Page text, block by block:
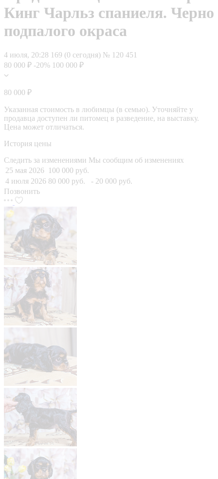
Кинг Чарльз спаниеля. Черно
подпалого окраса
4 июля, 20:28 169 (0 сегодня) № 120 451
80 000 ₽ -20% 100 000 ₽
80 000 ₽
Указанная стоимость в любимцы (в семью). Уточняйте у
продавца доступен ли питомец в разведение, на выставку.
Цена может отличаться.
История цены
Следить за изменениями Мы сообщим об изменениях
25 мая 2026 100 000 руб.
4 июля 2026 80 000 руб.
- 20 000 руб.
Позвонить